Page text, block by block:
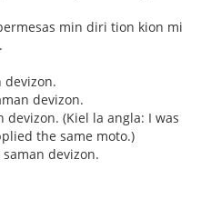
min diri tion kion mi
devizon.
devizon.
(Kiel la angla: I was
the same moto.)
devizon.